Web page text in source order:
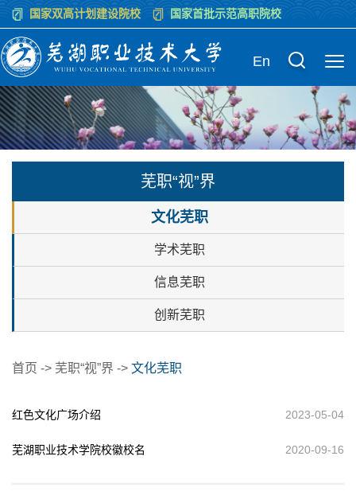
国家双高计划建设院校 国家首批示范高职院校
En
芜职“视”界
文化芜职
学术芜职
信息芜职
创新芜职
首页 -> 芜职“视”界 -> 文化芜职
红色文化广场介绍 2023-05-04
芜湖职业技术学院校徽校名 2020-09-16